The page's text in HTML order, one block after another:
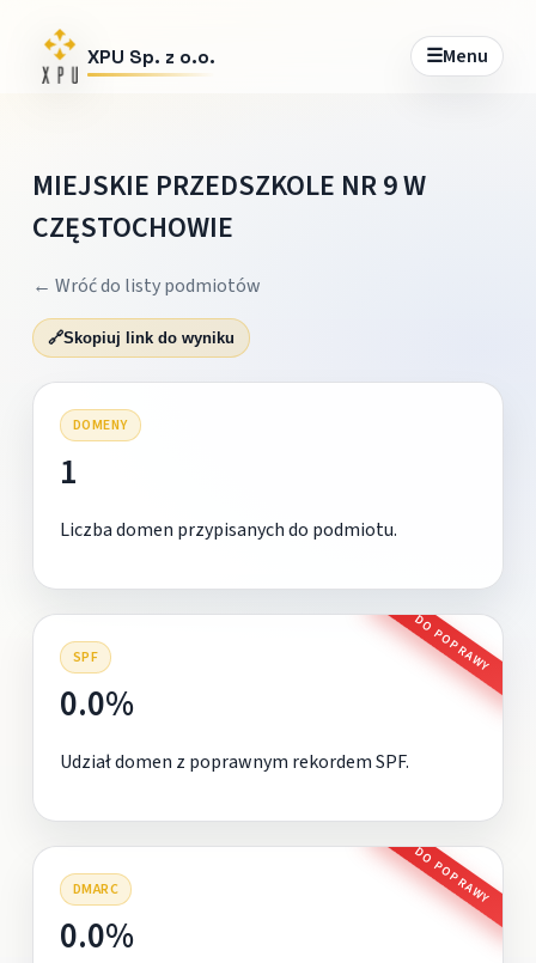
XPU Sp. z o.o. ☰Menu
MIEJSKIE PRZEDSZKOLE NR 9 W
CZĘSTOCHOWIE
← Wróć do listy podmiotów
🔗Skopiuj link do wyniku
DOMENY
1
Liczba domen przypisanych do podmiotu.
SPF DO POPRAWY
0.0%
Udział domen z poprawnym rekordem SPF.
DMARC DO POPRAWY
0.0%